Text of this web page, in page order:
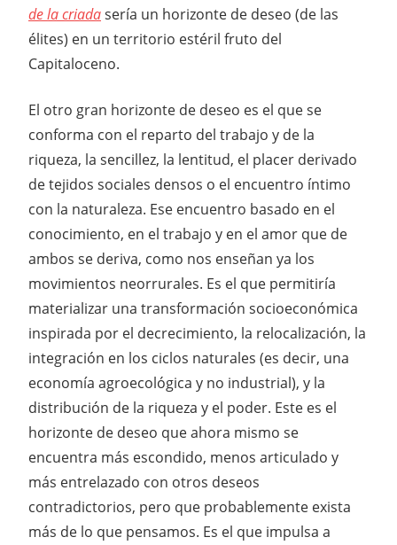
de la criadasería un horizonte de deseo (de las
élites) en un territorio estéril fruto del
Capitaloceno.
El otro gran horizonte de deseo es el que se
conforma con el reparto del trabajo y de la
riqueza, la sencillez, la lentitud, el placer derivado
de tejidos sociales densos o el encuentro íntimo
con la naturaleza. Ese encuentro basado en el
conocimiento, en el trabajo y en el amor que de
ambos se deriva, como nos enseñan ya los
movimientos neorrurales. Es el que permitiría
materializar una transformación socioeconómica
inspirada por el decrecimiento, la relocalización, la
integración en los ciclos naturales (es decir, una
economía agroecológica y no industrial), y la
distribución de la riqueza y el poder. Este es el
horizonte de deseo que ahora mismo se
encuentra más escondido, menos articulado y
más entrelazado con otros deseos
contradictorios, pero que probablemente exista
más de lo que pensamos. Es el que impulsa a